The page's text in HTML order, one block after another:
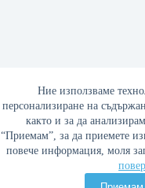
Ние използваме
персонализиране на
както и за да
“Приемам”, за да приемете
повече информация, моля
Благотворителността
15/04/2026
Политика